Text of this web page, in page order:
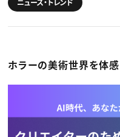
動画配信・映像制作
編集・ライティング
マーケティング
TOP Creator’s コラム ト
Webクリエイター
アプリクリエイター
クリエイターインタビュー
C＆R Magazine
ニュース・トレンド トップ
映像
出版
CREATIVE VILLAGEか
ニュース・トレンド
ホラーの美術世界を体